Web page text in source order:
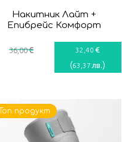
Накитник Лайт +
Епибрейс Комфорт
36,00€ 32 ,40 €
(63 ,37 лв.)
Топ продукт